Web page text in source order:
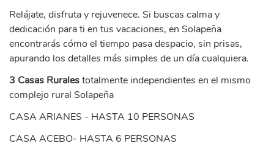
Relájate, disfruta y rejuvenece. Si buscas calma y
dedicación para ti en tus vacaciones, en Solapeña
encontrarás cómo el tiempo pasa despacio, sin prisas,
apurando los detalles más simples de un día cualquiera.
3 Casas Ruralestotalmente independientes en el mismo
complejo rural Solapeña
CASA ARIANES - HASTA 10 PERSONAS
CASA ACEBO- HASTA 6 PERSONAS